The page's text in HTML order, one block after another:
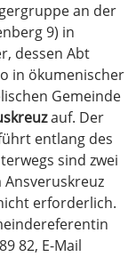
an der
9) in
dessen Abt
in ökumenischer
Gemeinde
auf. Der
entlang des
sind zwei
erforderlich.
82, E-Mail